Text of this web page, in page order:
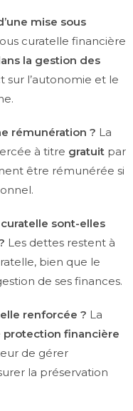
mise sous
curatelle financière
la gestion des
sur l’autonomie et le
rémunération ? La
à titre gratuit par
être rémunérée si
sont-elles
Les dettes restent à
bien que le
de ses finances.
renforcée ? La
protection financière
de gérer
la préservation